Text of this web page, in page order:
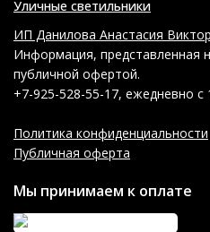
Уличные светильники
ИП Данилова Анастасия
Информация, представленная
публичной офертой.
+7-925-528-55-17, ежедневно с
Политика конфиденциальности
Публичная оферта
Мы принимаем к оплате